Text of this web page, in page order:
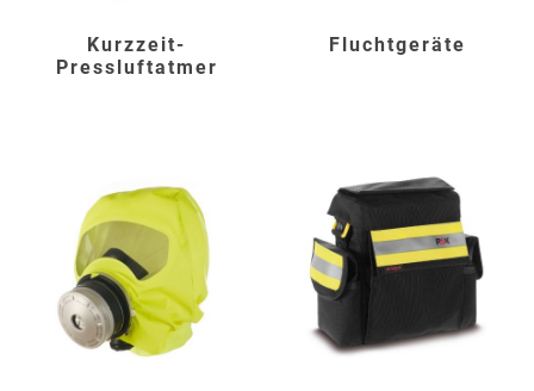
Kurzzeit-
Pressluftatmer
Fluchtgeräte